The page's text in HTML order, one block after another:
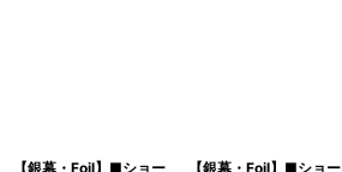
【銀幕・Foil】■ショー
【銀幕・Foil】■ショー